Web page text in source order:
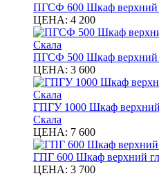
ПГСФ 600 Шкаф верхний
ЦЕНА: 4 200
ПГСФ 500 Шкаф верхний
ЦЕНА: 3 600
ГПГУ 1000 Шкаф верхний
Скала
ЦЕНА: 7 600
ГПГ 600 Шкаф верхний
ЦЕНА: 3 700